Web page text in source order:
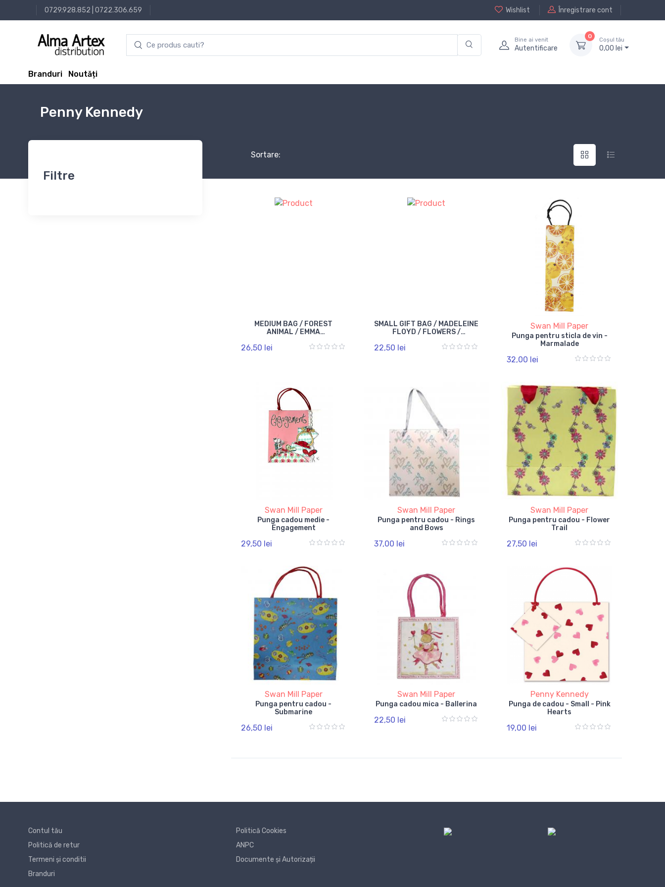
0729.928.852 0722.306.659 Wishlist Înregistrare cont
Bine ai venit
Autentificare
0
Coșul tău
0,00 lei
Branduri Noutăți
Penny Kennedy
Filtre
Sortare:
MEDIUM BAG / FOREST
ANIMAL / EMMA
26,50 lei
SMALL GIFT BAG / MADELEINE
FLOYD / FLOWERS /
22,50 lei
Swan Mill Paper
Punga pentru sticla de vin -
Marmalade
32,00 lei
Swan Mill Paper
Punga cadou medie -
Engagement
29,50 lei
Swan Mill Paper
Punga pentru cadou - Rings
and Bows
37,00 lei
Swan Mill Paper
Punga pentru cadou - Flower
Trail
27,50 lei
Swan Mill Paper
Punga pentru cadou -
Submarine
26,50 lei
Swan Mill Paper
Punga cadou mica - Ballerina
22,50 lei
Penny Kennedy
Punga de cadou - Small - Pink
Hearts
19,00 lei
Contul tău
Politică de retur
Termeni și conditii
Branduri
Politică Cookies
ANPC
Documente și Autorizații